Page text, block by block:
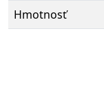
Hmotnosť